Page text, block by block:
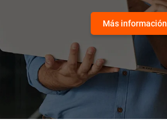
Más información